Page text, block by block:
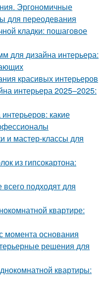
Эргономичные
для переодевания
кладки: пошаговое
для дизайна интерьера:
красивых интерьеров
интерьера 2025–2025:
какие
и мастер-классы для
из гипсокартона:
подходят для
квартире:
момента основания
решения для
квартиры: